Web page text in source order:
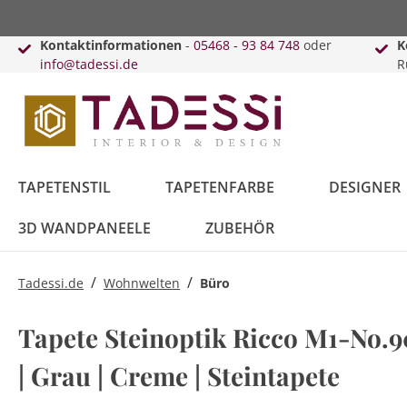
Kontaktinformationen - 05468 - 93 84 748 oder
info@tadessi.de
TAPETENSTIL TAPETENFARBE DESIGNER
3D WANDPANEELE ZUBEHÖR
Blätter
Kreise
Blau Braun
Daniel Hechter
Guido Maria
Vorhänge Vorhangleisten
Tadessi.de / Wohnwelten / Büro
Tapete Steinoptik Ricco M1-
| Grau | Creme | Steintapete